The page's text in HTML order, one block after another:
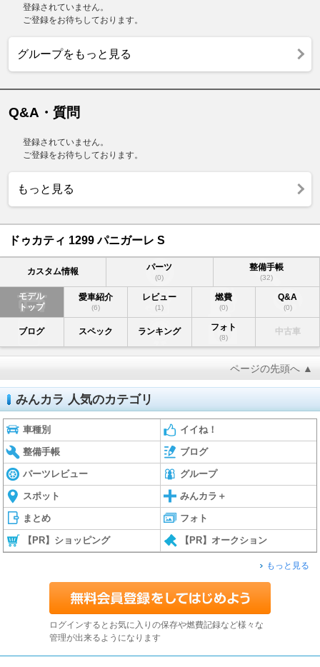
登録されていません。
ご登録をお待ちしております。
グループをもっと見る
Q&A・質問
登録されていません。
ご登録をお待ちしております。
もっと見る
ドゥカティ 1299 パニガーレ S
カスタム情報 パーツ
(0)
整備手帳
(32)
モデル
トップ
愛車紹介
(6)
レビュー
(1)
燃費
(0)
Q&A
(0)
ブログ スペック ランキング フォト
(8)
中古車
ページの先頭へ ▲
みんカラ 人気のカテゴリ
車種別 イイね！
整備手帳 ブログ
パーツレビュー グループ
スポット みんカラ＋
まとめ フォト
【PR】ショッピング 【PR】オークション
もっと見る
ログインするとお気に入りの保存や燃費記録など様々な
管理が出来るようになります